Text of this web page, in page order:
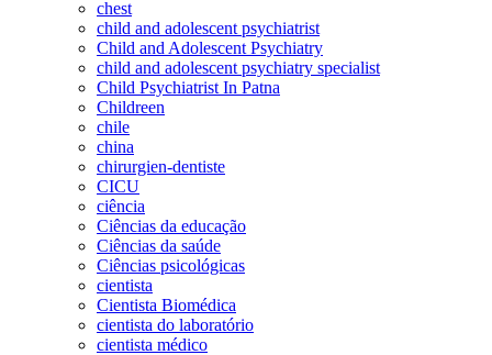
chest
child and adolescent psychiatrist
Child and Adolescent Psychiatry
child and adolescent psychiatry specialist
Child Psychiatrist In Patna
Childreen
chile
china
chirurgien-dentiste
CICU
ciência
Ciências da educação
Ciências da saúde
Ciências psicológicas
cientista
Cientista Biomédica
cientista do laboratório
cientista médico